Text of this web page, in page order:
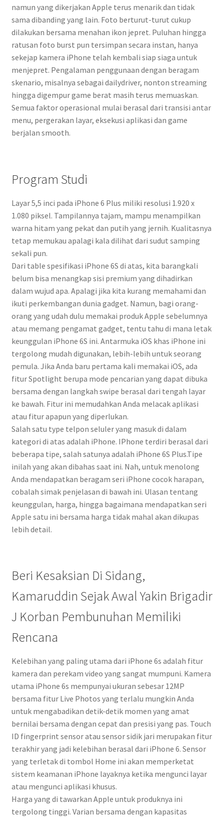
namun yang dikerjakan Apple terus menarik dan tidak
sama dibanding yang lain. Foto berturut-turut cukup
dilakukan bersama menahan ikon jepret. Puluhan hingga
ratusan foto burst pun tersimpan secara instan, hanya
sekejap kamera iPhone telah kembali siap siaga untuk
menjepret. Pengalaman penggunaan dengan beragam
skenario, misalnya sebagai dailydriver, nonton streaming
hingga digempur game berat masih terus memuaskan.
Semua faktor operasional mulai berasal dari transisi antar
menu, pergerakan layar, eksekusi aplikasi dan game
berjalan smooth.
Program Studi
Layar 5,5 inci pada iPhone 6 Plus miliki resolusi 1.920 x
1.080 piksel. Tampilannya tajam, mampu menampilkan
warna hitam yang pekat dan putih yang jernih. Kualitasnya
tetap memukau apalagi kala dilihat dari sudut samping
sekali pun.
Dari table spesifikasi iPhone 6S di atas, kita barangkali
belum bisa menangkap sisi premium yang dihadirkan
dalam wujud apa. Apalagi jika kita kurang memahami dan
ikuti perkembangan dunia gadget. Namun, bagi orang-
orang yang udah dulu memakai produk Apple sebelumnya
atau memang pengamat gadget, tentu tahu di mana letak
keunggulan iPhone 6S ini. Antarmuka iOS khas iPhone ini
tergolong mudah digunakan, lebih-lebih untuk seorang
pemula. Jika Anda baru pertama kali memakai iOS, ada
fitur Spotlight berupa mode pencarian yang dapat dibuka
bersama dengan langkah swipe berasal dari tengah layar
ke bawah. Fitur ini memudahkan Anda melacak aplikasi
atau fitur apapun yang diperlukan.
Salah satu type telpon seluler yang masuk di dalam
kategori di atas adalah iPhone. IPhone terdiri berasal dari
beberapa tipe, salah satunya adalah iPhone 6S Plus.Tipe
inilah yang akan dibahas saat ini. Nah, untuk menolong
Anda mendapatkan beragam seri iPhone cocok harapan,
cobalah simak penjelasan di bawah ini. Ulasan tentang
keunggulan, harga, hingga bagaimana mendapatkan seri
Apple satu ini bersama harga tidak mahal akan dikupas
lebih detail.
Beri Kesaksian Di Sidang,
Kamaruddin Sejak Awal Yakin Brigadir
J Korban Pembunuhan Memiliki
Rencana
Kelebihan yang paling utama dari iPhone 6s adalah fitur
kamera dan perekam video yang sangat mumpuni. Kamera
utama iPhone 6s mempunyai ukuran sebesar 12MP
bersama fitur Live Photos yang terlalu mungkin Anda
untuk mengabadikan detik-detik momen yang amat
bernilai bersama dengan cepat dan presisi yang pas. Touch
ID fingerprint sensor atau sensor sidik jari merupakan fitur
terakhir yang jadi kelebihan berasal dari iPhone 6. Sensor
yang terletak di tombol Home ini akan memperketat
sistem keamanan iPhone layaknya ketika mengunci layar
atau mengunci aplikasi khusus.
Harga yang di tawarkan Apple untuk produknya ini
tergolong tinggi. Varian bersama dengan kapasitas